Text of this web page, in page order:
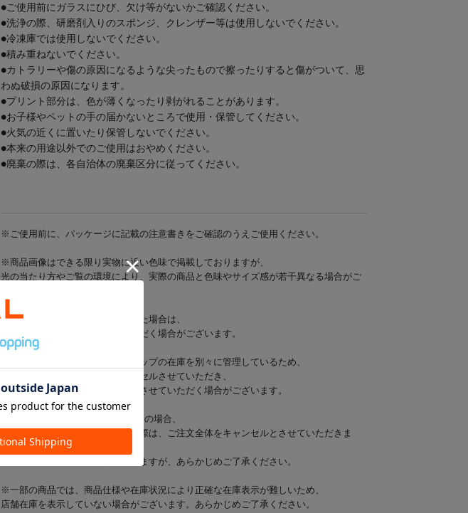
●ご使用前にガラスにひび、欠け等がないかご確認ください。
●洗浄の際、研磨剤入りのスポンジ、クレンザー等は使用しないでください。
●冷凍庫では使用しないでください。
●積み重ねないでください。
●カトラリーや傷の原因になるような尖ったもので擦ったりすると傷がついて、思
わぬ破損の原因になります。
●プリント部分は、色が薄くなったり剥がれることがあります。
●お子様やペットの手の届かないところで使用・保管してください。
●火気の近くに置いたり保管しないでください。
●本来の用途以外でのご使用はおやめください。
●廃棄の際は、各自治体の廃棄区分に従ってください。
※ご使用前に、パッケージに記載の注意書きをご確認のうえご使用ください。
※商品画像はできる限り実物に近い色味で掲載しておりますが、
光の当たり方やご覧の環境により、実際の商品と色味やサイズ感が若干異なる場合がご
※出荷前に商品不具合が確認された場合は、
該当商品をキャンセルさせていただく場合がございます。
※当店では店舗とオンラインショップの在庫を別々に管理しているため、
在庫状況により一部商品をキャンセルさせていただき、
在庫をご用意できた商品のみ発送させていただく場合がございます。
※お支払い方法がd払い・メルペイの場合、
一部商品のキャンセルが発生した際は、ご注文全体をキャンセルとさせていただきま
す。
お客様にはご迷惑をおかけいたしますが、あらかじめご了承ください。
※一部の商品では、商品仕様や在庫状況により正確な在庫表示が難しいため、
店舗在庫を表示していない場合がございます。あらかじめご了承ください。